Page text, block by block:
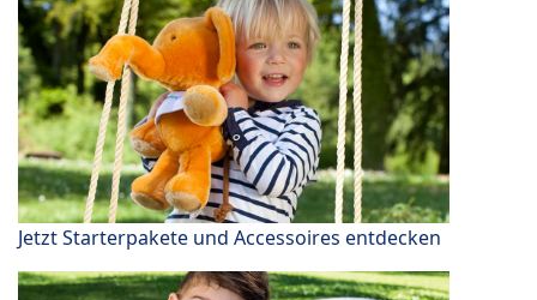
Jetzt Starterpakete und Accessoires entdecken